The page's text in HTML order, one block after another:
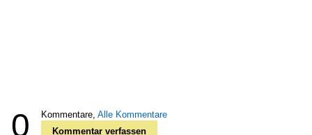
0 Kommentare, Alle Kommentare
Kommentar verfassen